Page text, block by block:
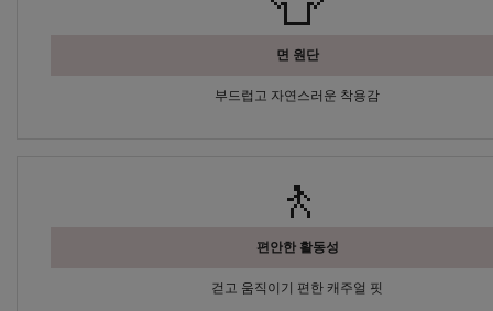
면 원단
부드럽고 자연스러운 착용감
🚶
편안한 활동성
걷고 움직이기 편한 캐주얼 핏